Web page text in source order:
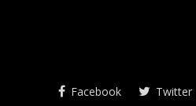
Facebook Twitter